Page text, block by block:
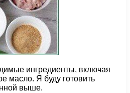
ингредиенты, включая
масло. Я буду готовить
выше.